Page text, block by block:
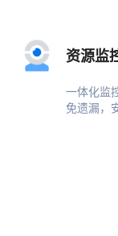
资源监
一体化监
免遗漏，